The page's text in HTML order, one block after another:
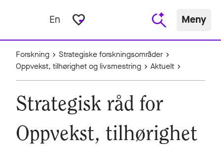
En favorite_border Meny
Forskning
Strategiske forskningsområder
Oppvekst, tilhørighet og livsmestring
Aktuelt
Strategisk råd for
Oppvekst, tilhørighet